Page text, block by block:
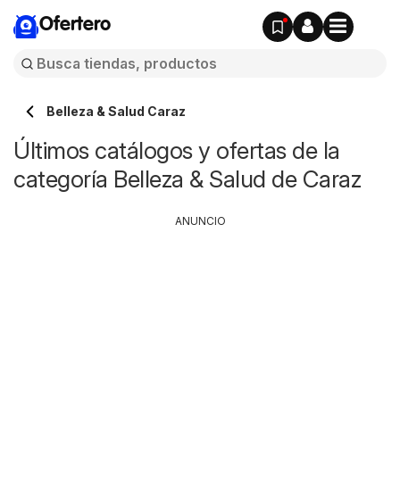
Ofertero
Belleza & Salud Caraz
Últimos catálogos y ofertas de la
categoría Belleza & Salud de Caraz
ANUNCIO